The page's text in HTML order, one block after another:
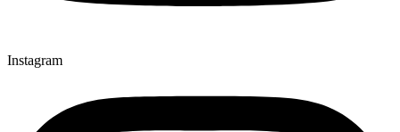
Instagram